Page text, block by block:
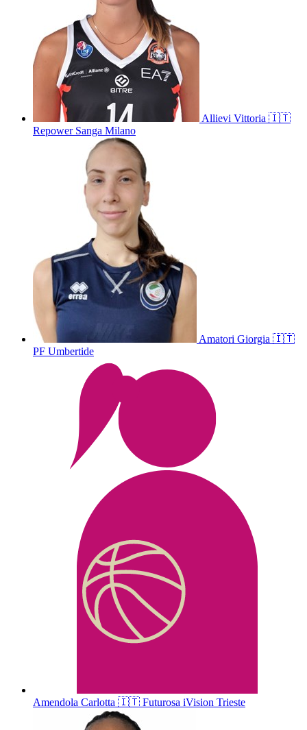
Allievi Vittoria 🇮🇹
Repower Sanga Milano
Amatori Giorgia 🇮🇹
PF Umbertide
Amendola Carlotta 🇮🇹 Futurosa iVision Trieste